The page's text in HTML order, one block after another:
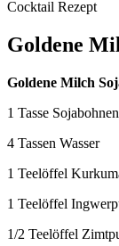
Cocktail Rezept
Goldene
Goldene Milch
1 Tasse Sojabohnen
4 Tassen Wasser
1 Teelöffel
1 Teelöffel
1/2 Teelöffel